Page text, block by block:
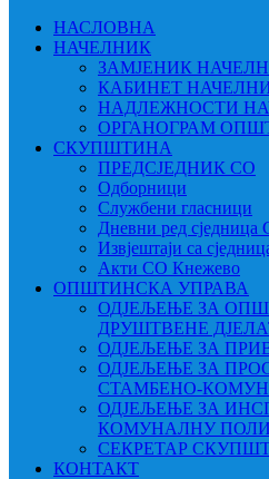
НАСЛОВНА
НАЧЕЛНИК
ЗАМЈЕНИК
КАБИНЕТ
НАДЛЕЖНОСТИ
ОРГАНОГРАМ
СКУПШТИНА
ПРЕДСЈЕДНИК СО
Одборници
Службени гласници
Дневни ред
Извјештаји са
Акти СО Кнежево
ОПШТИНСКА УПРАВА
ОДЈЕЉЕЊЕ ЗА
ДРУШТВЕНЕ
ОДЈЕЉЕЊЕ ЗА
ОДЈЕЉЕЊЕ ЗА
СТАМБЕНО-
ОДЈЕЉЕЊЕ ЗА
КОМУНАЛНУ
СЕКРЕТАР
КОНТАКТ